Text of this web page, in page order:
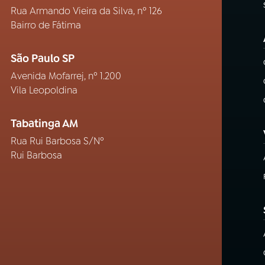
Rua Armando Vieira da Silva, nº 126
Bairro de Fátima
São Paulo SP
Avenida Mofarrej, nº 1.200
Vila Leopoldina
Tabatinga AM
Rua Rui Barbosa S/Nº
Rui Barbosa